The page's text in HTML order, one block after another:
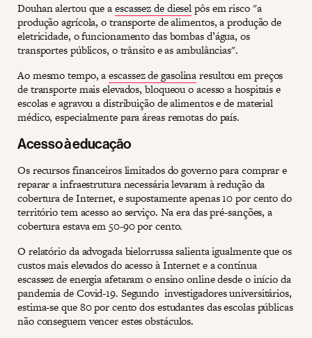
Douhan alertou que aescassez de dieselpôs em risco "a
produção agrícola, o transporte de alimentos, a produção de
eletricidade, o funcionamento das bombas d’água, os
transportes públicos, o trânsito e as ambulâncias".
Ao mesmo tempo, aescassez de gasolinaresultou em preços
de transporte mais elevados, bloqueou o acesso a hospitais e
escolas e agravou a distribuição de alimentos e de material
médico, especialmente para áreas remotas do país.
Acesso à educação
Os recursos financeiros limitados do governo para comprar e
reparar a infraestrutura necessária levaram à redução da
cobertura de Internet, e supostamente apenas 10 por cento do
território tem acesso ao serviço. Na era das pré-sanções, a
cobertura estava em 50-90 por cento.
O relatório da advogada bielorrussa salienta igualmente que os
custos mais elevados do acesso à Internet e a contínua
escassez de energia afetaram o ensino online desde o início da
pandemia de Covid-19. Segundo investigadores universitários,
estima-se que 80 por cento dos estudantes das escolas públicas
não conseguem vencer estes obstáculos.